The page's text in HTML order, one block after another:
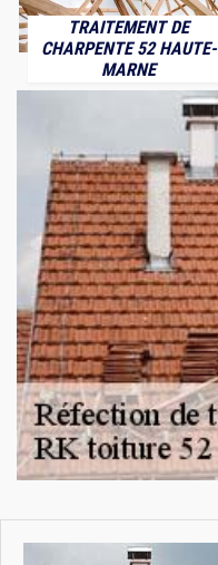
TRAITEMENT DE
CHARPENTE 52 HAUTE-
MARNE